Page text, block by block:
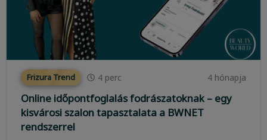
Frizura Trend 4 perc 4 hónapja
Online időpontfoglalás fodrászatoknak – egy
kisvárosi szalon tapasztalata a BWNET
rendszerrel